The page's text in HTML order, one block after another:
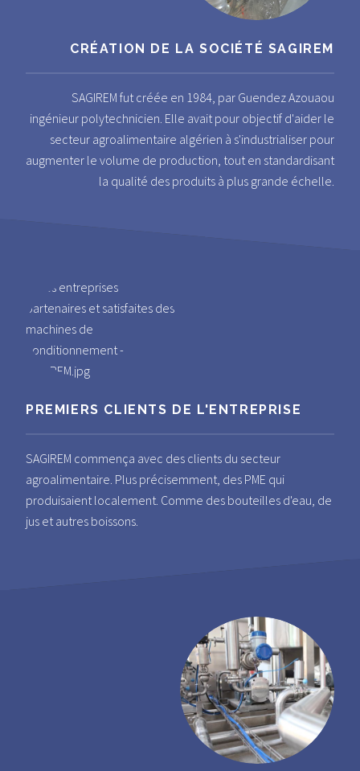
CRÉATION DE LA SOCIÉTÉ SAGIREM
SAGIREM fut créée en 1984, par Guendez Azouaou
ingénieur polytechnicien. Elle avait pour objectif d'aider le
secteur agroalimentaire algérien à s'industrialiser pour
augmenter le volume de production, tout en standardisant
la qualité des produits à plus grande échelle.
PREMIERS CLIENTS DE L'ENTREPRISE
SAGIREM commença avec des clients du secteur
agroalimentaire. Plus précisemment, des PME qui
produisaient localement. Comme des bouteilles d'eau, de
jus et autres boissons.